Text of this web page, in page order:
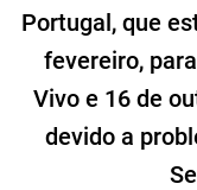
Portugal, que
fevereiro,
Vivo e 16 de
devido a